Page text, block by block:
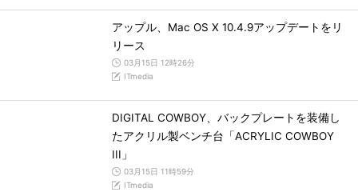
アップル、Mac OS X 10.4.9アップデートをリ
リース
03月15日 12時26分
ITmedia
DIGITAL COWBOY、バックプレートを装備し
たアクリル製ベンチ台「ACRYLIC COWBOY
III」
03月15日 11時59分
ITmedia